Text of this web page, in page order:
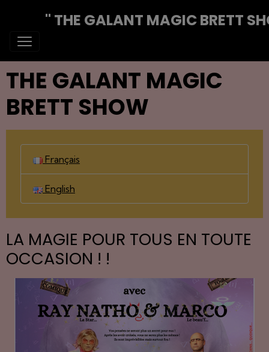
" THE GALANT MAGIC BRETT
THE GALANT MAGIC
BRETT SHOW
Français
English
LA MAGIE POUR TOUS EN TOUTE
OCCASION ! !